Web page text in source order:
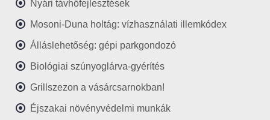
Nyári távhőfejlesztések
Mosoni-Duna holtág: vízhasználati illemkódex
Álláslehetőség: gépi parkgondozó
Biológiai szúnyoglárva-gyérítés
Grillszezon a vásárcsarnokban!
Éjszakai növényvédelmi munkák